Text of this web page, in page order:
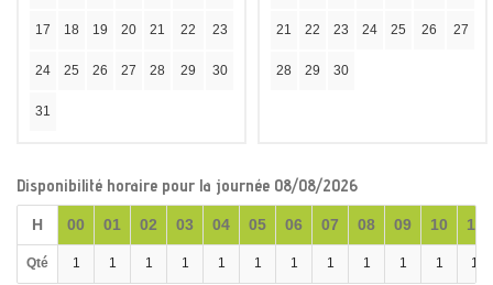
17 18 19 20 21 22 23
24 25 26 27 28 29 30
31
21 22 23 24 25 26 27
28 29 30
Disponibilité horaire pour la journée 08/08/2026
H 00 01 02 03 04 05 06 07 08 09 10 11
Qté 1 1 1 1 1 1 1 1 1 1 1 1